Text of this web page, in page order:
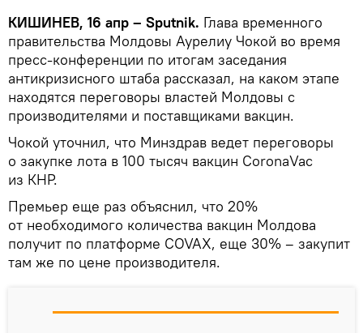
КИШИНЕВ, 16 апр – Sputnik. Глава временного
правительства Молдовы Аурелиу Чокой во время
пресс-конференции по итогам заседания
антикризисного штаба рассказал, на каком этапе
находятся переговоры властей Молдовы с
производителями и поставщиками вакцин.
Чокой уточнил, что Минздрав ведет переговоры
о закупке лота в 100 тысяч вакцин CoronaVac
из КНР.
Премьер еще раз объяснил, что 20%
от необходимого количества вакцин Молдова
получит по платформе COVAX, еще 30% – закупит
там же по цене производителя.